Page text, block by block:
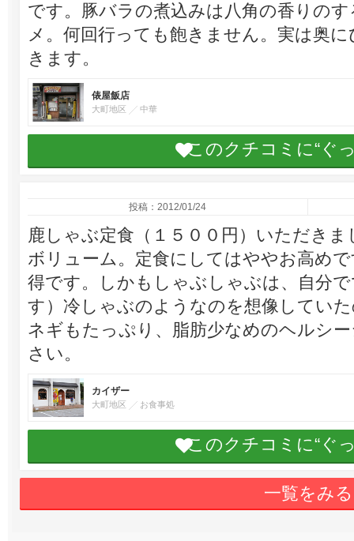
です。豚バラの煮込みは八角の香りの
メ。何回行っても飽きません。実は奥
きます。
俵屋飯店
大町地区 中華
このクチコミに“ぐ
投稿：2012/01/24
鹿しゃぶ定食（１５００円）いただき
ボリューム。定食にしてはややお高め
得です。しかもしゃぶしゃぶは、自分
す）冷しゃぶのようなのを想像してい
ネギもたっぷり、脂肪少なめのヘルシ
さい。
カイザー
大町地区 お食事処
このクチコミに“ぐ
一覧をみる